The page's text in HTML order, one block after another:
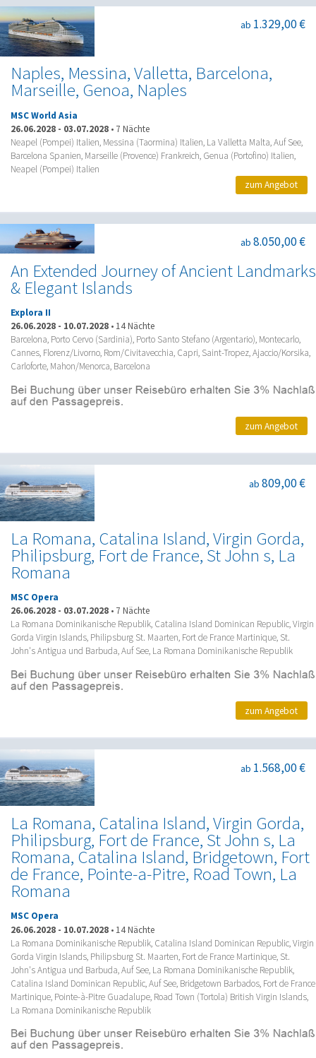
Naples, Messina, Valletta, Barcelona,
Marseille, Genoa, Naples
ab 1.329,00 €
MSC World Asia
26.06.2028 - 03.07.2028 • 7 Nächte
Neapel (Pompei) Italien, Messina (Taormina) Italien, La Valletta Malta, Auf See,
Barcelona Spanien, Marseille (Provence) Frankreich, Genua (Portofino) Italien,
Neapel (Pompei) Italien
zum Angebot
An Extended Journey of Ancient Landmarks
& Elegant Islands
ab 8.050,00 €
Explora II
26.06.2028 - 10.07.2028 • 14 Nächte
Barcelona, Porto Cervo (Sardinia), Porto Santo Stefano (Argentario), Montecarlo,
Cannes, Florenz/Livorno, Rom/Civitavecchia, Capri, Saint-Tropez, Ajaccio/Korsika,
Carloforte, Mahon/Menorca, Barcelona
zum Angebot
La Romana, Catalina Island, Virgin Gorda,
Philipsburg, Fort de France, St John s, La
Romana
ab 809,00 €
MSC Opera
26.06.2028 - 03.07.2028 • 7 Nächte
La Romana Dominikanische Republik, Catalina Island Dominican Republic, Virgin
Gorda Virgin Islands, Philipsburg St. Maarten, Fort de France Martinique, St.
John's Antigua und Barbuda, Auf See, La Romana Dominikanische Republik
zum Angebot
La Romana, Catalina Island, Virgin Gorda,
Philipsburg, Fort de France, St John s, La
Romana, Catalina Island, Bridgetown, Fort
de France, Pointe-a-Pitre, Road Town, La
Romana
ab 1.568,00 €
MSC Opera
26.06.2028 - 10.07.2028 • 14 Nächte
La Romana Dominikanische Republik, Catalina Island Dominican Republic, Virgin
Gorda Virgin Islands, Philipsburg St. Maarten, Fort de France Martinique, St.
John's Antigua und Barbuda, Auf See, La Romana Dominikanische Republik,
Catalina Island Dominican Republic, Auf See, Bridgetown Barbados, Fort de France
Martinique, Pointe-à-Pitre Guadalupe, Road Town (Tortola) British Virgin Islands,
La Romana Dominikanische Republik